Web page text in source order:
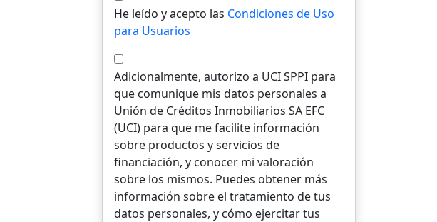
He leído y acepto las Condiciones de Uso
para Usuarios
Adicionalmente, autorizo a UCI SPPI para
que comunique mis datos personales a
Unión de Créditos Inmobiliarios SA EFC
(UCI) para que me facilite información
sobre productos y servicios de
financiación, y conocer mi valoración
sobre los mismos. Puedes obtener más
información sobre el tratamiento de tus
datos personales, y cómo ejercitar tus